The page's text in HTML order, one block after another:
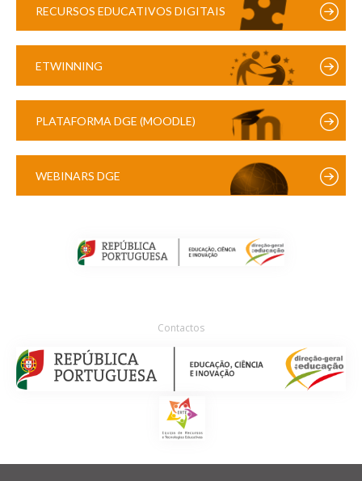
RECURSOS EDUCATIVOS DIGITAIS
ETWINNING
PLATAFORMA DGE (MOODLE)
WEBINARS DGE
Contactos